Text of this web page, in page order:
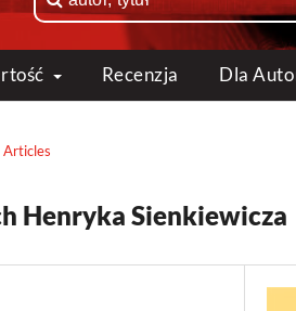
Recenzja Dla
Articles
Henryka Sienkiewicza